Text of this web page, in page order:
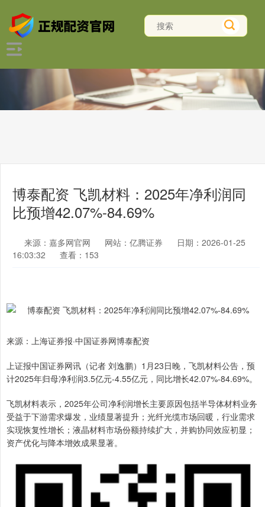
博泰配资 飞凯材料：2025年净利润同
比预增42.07%-84.69%
来源：嘉多网官网 网站：亿腾证券
日期：2026-01-25
16:03:32
查看：153
来源：上海证券报·中国证券网博泰配资
上证报中国证券网讯（记者 刘逸鹏）1月23日晚，飞凯材料公告，预
计2025年归母净利润3.5亿元-4.55亿元，同比增长42.07%-84.69%。
飞凯材料表示，2025年公司净利润增长主要原因包括半导体材料业务
受益于下游需求爆发，业绩显著提升；光纤光缆市场回暖，行业需求
实现恢复性增长；液晶材料市场份额持续扩大，并购协同效应初显；
资产优化与降本增效成果显著。